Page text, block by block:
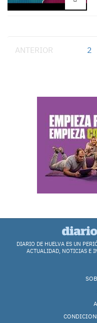
ANTERIOR 2
DIARIO DE HUELVA ES UN
ACTUALIDAD, NOTICIAS E